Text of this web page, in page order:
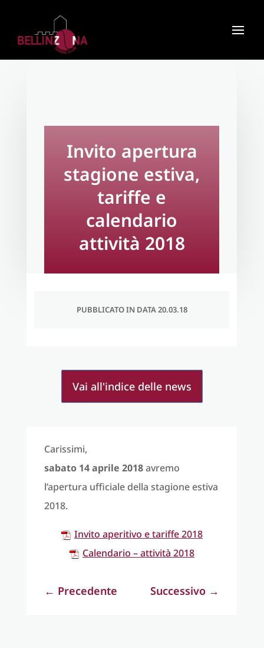
Invito apertura
stagione estiva,
tariffe e
calendario
attività 2018
PUBBLICATO IN DATA 20.03.18
Vai all'indice delle news
Carissimi,
sabato 14 aprile 2018avremo
l’apertura ufficiale della stagione estiva
2018.
Invito aperitivo e tariffe 2018
Calendario – attività 2018
← Precedente Successivo →